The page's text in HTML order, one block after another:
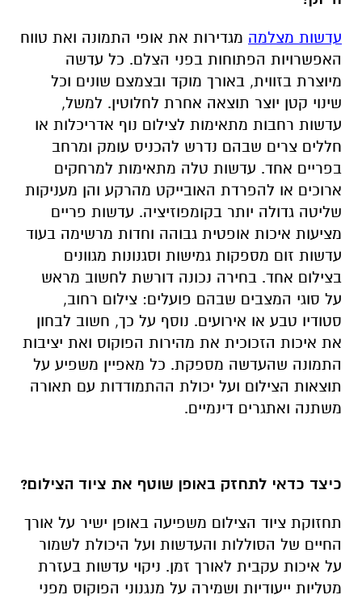
עדשות מצלמה מגדירות את אופי התמונה ואת טווח
האפשרויות הפתוחות בפני הצלם. כל עדשה
מיוצרת בזווית, באורך מוקד ובצמצם שונים וכל
שינוי קטן יוצר תוצאה אחרת לחלוטין. למשל,
עדשות רחבות מתאימות לצילום נוף אדריכלות או
חללים צרים שבהם נדרש להכניס עומק ומרחב
בפריים אחד. עדשות טלה מתאימות למרחקים
ארוכים או להפרדת האובייקט מהרקע והן מעניקות
שליטה גדולה יותר בקומפוזיציה. עדשות פריים
מציעות איכות אופטית גבוהה וחדות מרשימה בעוד
עדשות זום מספקות גמישות וסגנונות מגוונים
בצילום אחד. בחירה נכונה דורשת לחשוב מראש
על סוגי המצבים שבהם פועלים: צילום רחוב,
סטודיו טבע או אירועים. נוסף על כך, חשוב לבחון
את איכות הזכוכית את מהירות הפוקוס ואת יציבות
התמונה שהעדשה מספקת. כל מאפיין משפיע על
תוצאות הצילום ועל יכולת ההתמודדות עם תאורה
משתנה ואתגרים דינמיים.
כיצד כדאי לתחזק באופן שוטף את ציוד הצילום?
תחזוקת ציוד הצילום משפיעה באופן ישיר על אורך
החיים של הסוללות והעדשות ועל היכולת לשמור
על איכות עקבית לאורך זמן. ניקוי עדשות בעזרת
מטליות ייעודיות ושמירה על מנגנוני הפוקוס מפני